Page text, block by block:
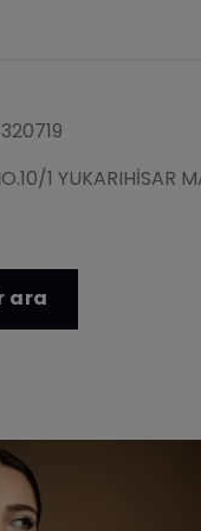
1 YUKARIHİSAR
ara